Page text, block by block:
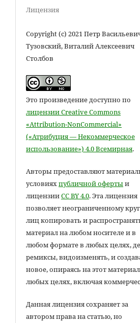
Лицензия
Copyright (c) 2021 Петр
Тузовский, Виталий Алексеевич
Столбов
Это произведение доступно по
лицензии Creative Commons
«Attribution-NonCommercial»
(«Атрибуция — Некоммерческое
использование») 4.0 Всемирная.
Авторы предоставляют
условияхпубличной офертыи
лицензииCC BY 4.0. Эта лицензия
позволяет неограниченному
лиц копировать и
материал на любом носителе и в
любом формате в любых целях,
ремиксы, видоизменять, и
новое, опираясь на этот
любых целях, включая
Данная лицензия сохраняет за
автором права на статью, но